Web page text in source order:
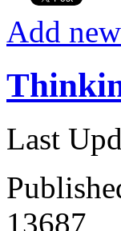
Add
Last
13687